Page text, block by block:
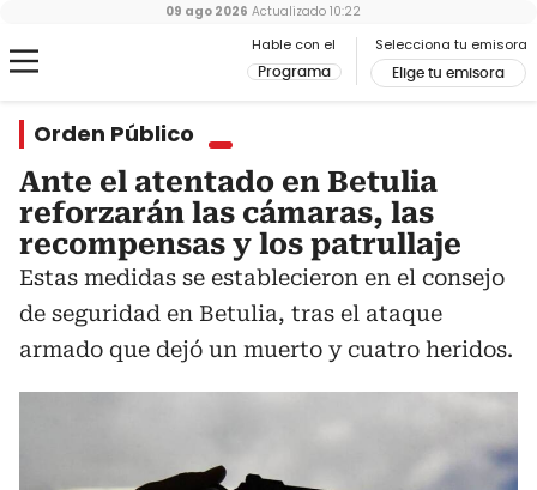
Hable con el
Programa
Selecciona tu emisora
Elige tu emisora
09 ago 2026 Actualizado 10:22
Orden Público
Ante el atentado en Betulia
reforzarán las cámaras, las
recompensas y los patrullaje
Estas medidas se establecieron en el consejo
de seguridad en Betulia, tras el ataque
armado que dejó un muerto y cuatro heridos.